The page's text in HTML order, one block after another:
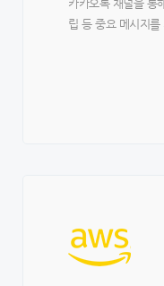
카카오톡 채널을 통
립 등 중요 메시지를